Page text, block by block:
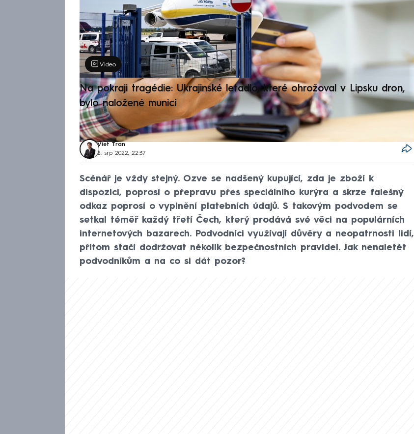
Video
Na pokraji tragédie: Ukrajinské letadlo, které ohrožoval v Lipsku dron,
bylo naložené municí
Viet Tran
2. srp 2022, 22:37
Scénář je vždy stejný. Ozve se nadšený kupující, zda je zboží k
dispozici, poprosí o přepravu přes speciálního kurýra a skrze falešný
odkaz poprosí o vyplnění platebních údajů. S takovým podvodem se
setkal téměř každý třetí Čech, který prodává své věci na populárních
internetových bazarech. Podvodníci využívají důvěry a neopatrnosti lidí,
přitom stačí dodržovat několik bezpečnostních pravidel. Jak nenaletět
podvodníkům a na co si dát pozor?